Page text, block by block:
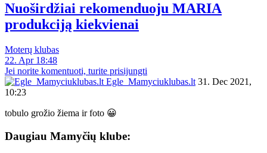
Nuoširdžiai rekomenduoju MARIA
produkciją kiekvienai
Moterų klubas
22. Apr 18:48
Jei norite komentuoti, turite prisijungti
Egle_Mamyciuklubas.lt 31. Dec 2021,
10:23
tobulo grožio žiema ir foto 😀
Daugiau Mamyčių klube: